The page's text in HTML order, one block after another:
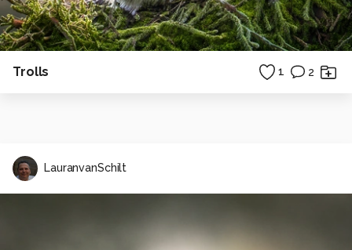
Trolls 1 2
LauranvanSchilt